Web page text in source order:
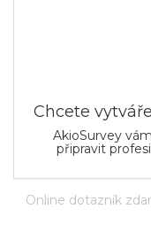
Chcete
AkioSurvey
připravit
Online dotazník